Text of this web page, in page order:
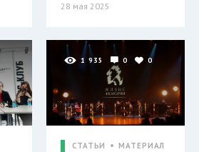
28 мая 2025
1 935 0 0
СТАТЬИ МАТЕРИАЛ